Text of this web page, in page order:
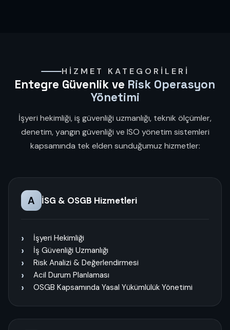
HIZMET KATEGORILERI
Entegre Güvenlik ve Risk Operasyon
Yönetimi
İşyeri hekimliği, iş güvenliği uzmanlığı, teknik ölçümler,
denetim, yangın güvenliği ve ISO yönetim sistemleri
kapsamında tek elden sunduğumuz hizmetler:
A İSG & OSGB Hizmetleri
İşyeri Hekimliği
İş Güvenliği Uzmanlığı
Risk Analizi & Değerlendirmesi
Acil Durum Planlaması
OSGB Kapsamında Yasal Yükümlülük Yönetimi